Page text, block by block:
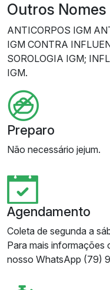
Outros Nomes
ANTICORPOS IGM
IGM CONTRA
SOROLOGIA IGM;
IGM.
Preparo
Não necessário jejum.
Agendamento
Coleta de segunda a
Para mais informações
nosso WhatsApp (79)